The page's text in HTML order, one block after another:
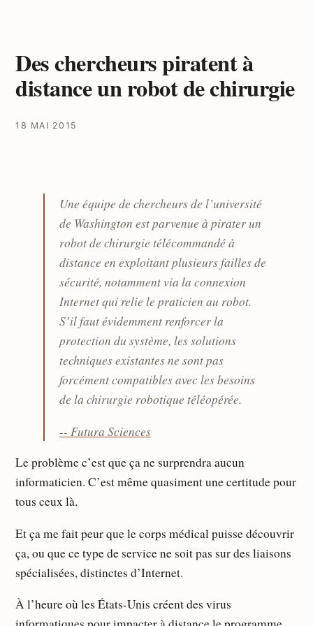
Des chercheurs piratent à
distance un robot de chirurgie
18 MAI 2015
Une équipe de chercheurs de l’université
de Washington est parvenue à pirater un
robot de chirurgie télécommandé à
distance en exploitant plusieurs failles de
sécurité, notamment via la connexion
Internet qui relie le praticien au robot.
S’il faut évidemment renforcer la
protection du système, les solutions
techniques existantes ne sont pas
forcément compatibles avec les besoins
de la chirurgie robotique téléopérée.
-- Futura Sciences
Le problème c’est que ça ne surprendra aucun
informaticien. C’est même quasiment une certitude pour
tous ceux là.
Et ça me fait peur que le corps médical puisse découvrir
ça, ou que ce type de service ne soit pas sur des liaisons
spécialisées, distinctes d’Internet.
À l’heure où les États-Unis créent des virus